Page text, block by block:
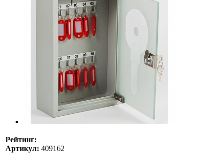
Рейтинг:
Артикул: 409162